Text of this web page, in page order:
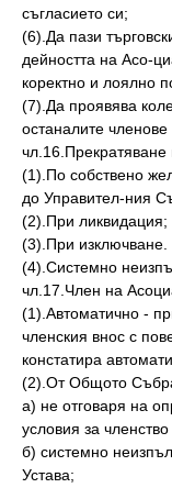
съгласието си;
(6).Да пази
дейността на Асо-
коректно и лоялно
(7).Да проявява
останалите
чл.16.Прекратяване
(1).По собствено
до Управител-ния
(2).При ликвидация;
(3).При изключване.
(4).Системно
чл.17.Член на
(1).Автоматично -
членския внос с
констатира
(2).От Общото
а) не отговаря на
условия за
б) системно
Устава;